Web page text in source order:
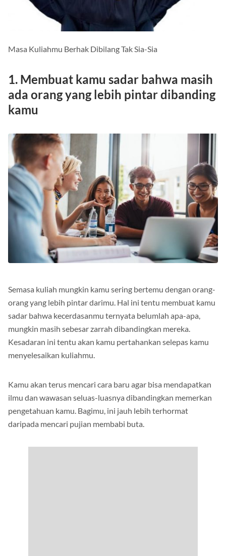
1. Membuat kamu sadar bahwa masih
ada orang yang lebih pintar dibanding
kamu
Semasa kuliah mungkin kamu sering bertemu dengan orang-
orang yang lebih pintar darimu. Hal ini tentu membuat kamu
sadar bahwa kecerdasanmu ternyata belumlah apa-apa,
mungkin masih sebesar zarrah dibandingkan mereka.
Kesadaran ini tentu akan kamu pertahankan selepas kamu
Kamu akan terus mencari cara baru agar bisa mendapatkan
ilmu dan wawasan seluas-luasnya dibandingkan memerkan
pengetahuan kamu. Bagimu, ini jauh lebih terhormat